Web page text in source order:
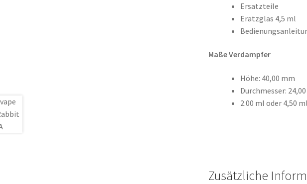
Ersatzteile
Eratzglas 4,5 ml
Maße Verdampfer
Höhe: 40,00 mm
Durchmesser:
2.00 ml oder 4,50 ml
Zusätzliche